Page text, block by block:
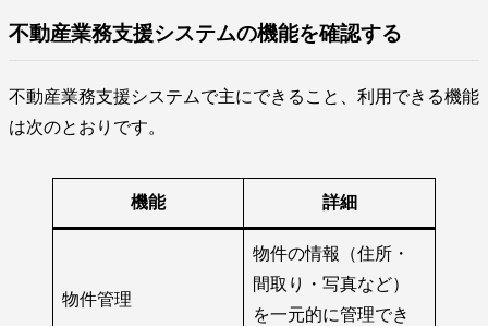
不動産業務支援システムの機能を確認する
不動産業務支援システムで主にできること、利用できる機能
は次のとおりです。
機能 詳細
物件管理
物件の情報（住所・
間取り・写真など）
を一元的に管理でき